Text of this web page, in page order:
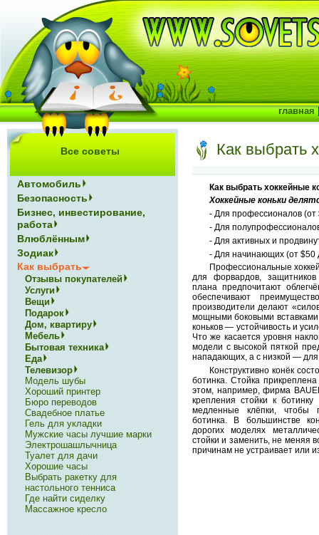
Как выбрать
Как выбрать хоккейные
Хоккейные коньки
- Для профессионалов (от
- Для
- Для активных и
- Для начинающих (от $50
Профессиональные
для форвардов,
плана предпочитают
обеспечивают
производители делают
мощными боковыми
коньков — устойчивость и
Что же касается уровня
модели с высокой пяткой
нападающих, а с низкой —
Конструктивно конёк
ботинка. Стойка
этом, например, фирма
крепления стойки к
медленные клёпки, чтобы
ботинка. В большинстве
дорогих моделях
стойки и заменить, не меняя
причинам не устраивает или
Все советы
Автомобиль
Безопасность
Бизнес, инвестирование,
работа
Влюблённым
Зодиак
Как выбрать
Отзывы покупателей
Услуги
Вещи
Подарок
Дом, квартиру
Мебель
Бытовая техника
Еда
Телевизор
Модель шубы
Хороший принтер
Бюро переводов
Свадебное платье
Гель для укладки
Мужские часы лучшие марки
Электрошашлычница
Туалет для дачи
Хорошие часы
Выбрать ракетку для
настольного тенниса
Где найти сиделку
Массажное кресло
главная